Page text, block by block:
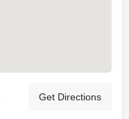
Get Directions